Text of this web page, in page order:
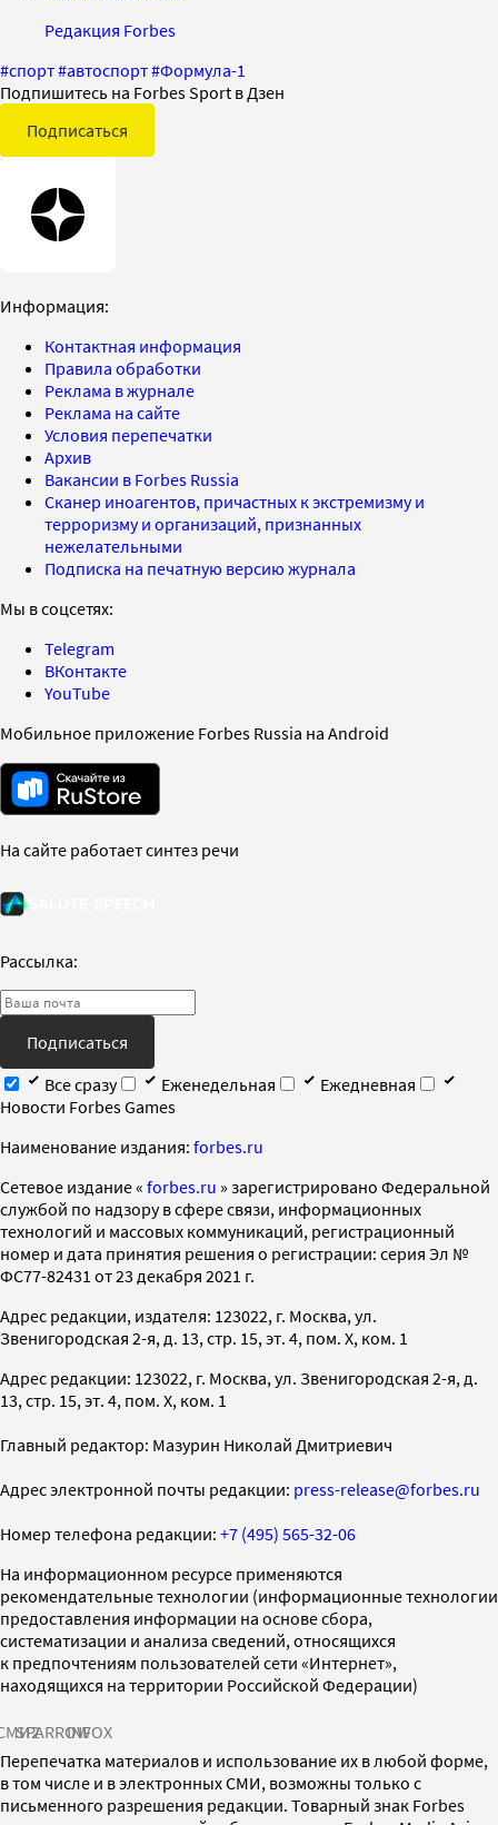
Редакция Forbes
#спорт#автоспорт#Формула-1
Подпишитесь на Forbes Sport в Дзен
Подписаться
Информация:
Контактная информация
Правила обработки
Реклама в журнале
Реклама на сайте
Условия перепечатки
Архив
Вакансии в Forbes Russia
Сканер иноагентов, причастных к экстремизму и
терроризму и организаций, признанных
нежелательными
Подписка на печатную версию журнала
Мы в соцсетях:
Telegram
ВКонтакте
YouTube
Мобильное приложение Forbes Russia на Android
На сайте работает синтез речи
Рассылка:
Подписаться
Все сразу
Еженедельная
Ежедневная
Новости Forbes Games
Наименование издания: forbes.ru
Cетевое издание « forbes.ru » зарегистрировано Федеральной
службой по надзору в сфере связи, информационных
технологий и массовых коммуникаций, регистрационный
номер и дата принятия решения о регистрации: серия Эл №
ФС77-82431 от 23 декабря 2021 г.
Адрес редакции, издателя: 123022, г. Москва, ул.
Звенигородская 2-я, д. 13, стр. 15, эт. 4, пом. X, ком. 1
Адрес редакции: 123022, г. Москва, ул. Звенигородская 2-я, д.
13, стр. 15, эт. 4, пом. X, ком. 1
Главный редактор: Мазурин Николай Дмитриевич
Адрес электронной почты редакции: press-release@forbes.ru
Номер телефона редакции: +7 (495) 565-32-06
На информационном ресурсе применяются
рекомендательные технологии (информационные технологии
предоставления информации на основе сбора,
систематизации и анализа сведений, относящихся
к предпочтениям пользователей сети «Интернет»,
находящихся на территории Российской Федерации)
SPARROWINFOX
Перепечатка материалов и использование их в любой форме,
в том числе и в электронных СМИ, возможны только с
письменного разрешения редакции. Товарный знак Forbes